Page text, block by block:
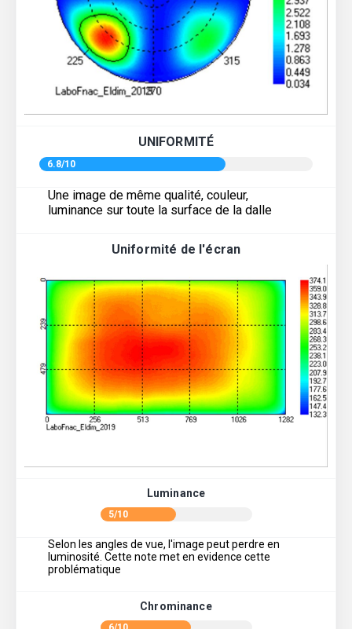
UNIFORMITÉ
6.8/10
Une image de même qualité, couleur,
luminance sur toute la surface de la dalle
Uniformité de l'écran
Luminance
5/10
Selon les angles de vue, l'image peut perdre en
luminosité. Cette note met en evidence cette
problématique
Chrominance